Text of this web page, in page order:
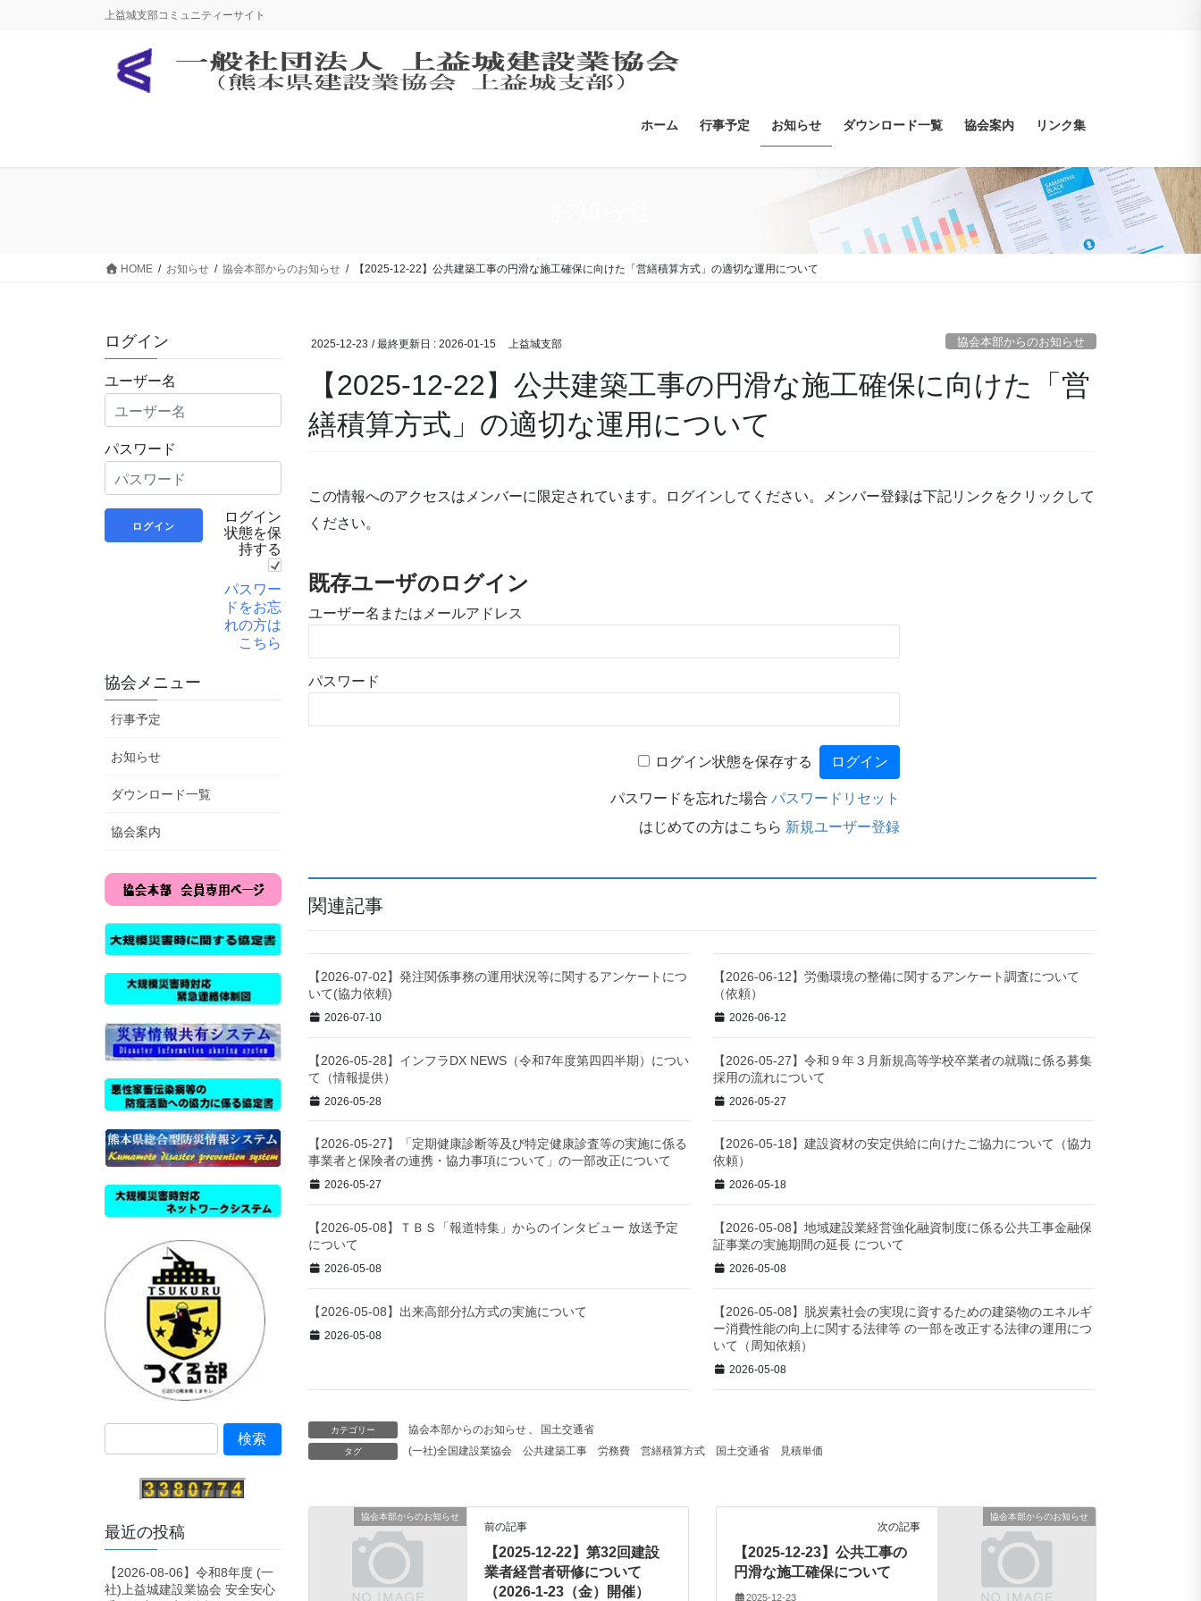
上益城支部コミュニティーサイト
ホーム 行事予定 お知らせ ダウンロード一覧 協会案内 リンク集
HOME お知らせ 協会本部からのお知らせ 【2025-12-22】公共建築工事の円滑な施工確保に向けた「営繕積算方式」の適切な運用について
2025-12-23 / 最終更新日 : 2026-01-15 上益城支部 協会本部からのお知らせ
【2025-12-22】公共建築工事の円滑な施工確保に向けた「営
繕積算方式」の適切な運用について
この情報へのアクセスはメンバーに限定されています。ログインしてください。メンバー登録は下記リンクをクリックして
ください。
既存ユーザのログイン
ユーザー名またはメールアドレス
パスワード
ログイン状態を保存する
パスワードを忘れた場合 パスワードリセット
はじめての方はこちら 新規ユーザー登録
関連記事
【2026-07-02】発注関係事務の運用状況等に関するアンケートにつ
いて(協力依頼)
2026-07-10
【2026-06-12】労働環境の整備に関するアンケート調査について
（依頼）
2026-06-12
【2026-05-28】インフラDX NEWS（令和7年度第四四半期）につい
て（情報提供）
2026-05-28
【2026-05-27】令和９年３月新規高等学校卒業者の就職に係る募集
採用の流れについて
2026-05-27
【2026-05-27】「定期健康診断等及び特定健康診査等の実施に係る
事業者と保険者の連携・協力事項について」の一部改正について
2026-05-27
【2026-05-18】建設資材の安定供給に向けたご協力について（協力
依頼）
2026-05-18
【2026-05-08】ＴＢＳ「報道特集」からのインタビュー 放送予定
について
2026-05-08
【2026-05-08】地域建設業経営強化融資制度に係る公共工事金融保
証事業の実施期間の延長 について
2026-05-08
【2026-05-08】出来高部分払方式の実施について
2026-05-08
【2026-05-08】脱炭素社会の実現に資するための建築物のエネルギ
ー消費性能の向上に関する法律等 の一部を改正する法律の運用につ
いて（周知依頼）
2026-05-08
カテゴリー 協会本部からのお知らせ 、 国土交通省
タグ (一社)全国建設業協会 公共建築工事 労務費 営繕積算方式 国土交通省 見積単価
協会本部からのお知らせ
前の記事
【2025-12-22】第32回建設
業者経営者研修について
（2026-1-23（金）開催）
協会本部からのお知らせ
次の記事
【2025-12-23】公共工事の
円滑な施工確保について
2025-12-23
ログイン
ユーザー名
パスワード
ログイン
状態を保
持する
パスワー
ドをお忘
れの方は
こちら
協会メニュー
行事予定
お知らせ
ダウンロード一覧
協会案内
最近の投稿
【2026-08-06】令和8年度 (一
社)上益城建設業協会 安全安心